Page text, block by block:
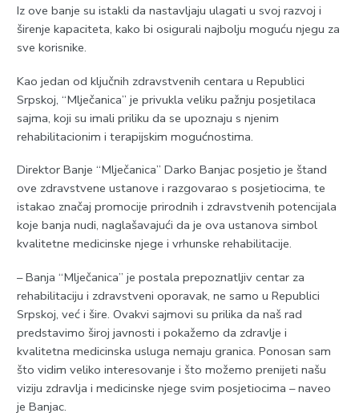
Iz ove banje su istakli da nastavljaju ulagati u svoj razvoj i
širenje kapaciteta, kako bi osigurali najbolju moguću njegu za
sve korisnike.
Kao jedan od ključnih zdravstvenih centara u Republici
Srpskoj, “Mlječanica” je privukla veliku pažnju posjetilaca
sajma, koji su imali priliku da se upoznaju s njenim
rehabilitacionim i terapijskim mogućnostima.
Direktor Banje “Mlječanica” Darko Banjac posjetio je štand
ove zdravstvene ustanove i razgovarao s posjetiocima, te
istakao značaj promocije prirodnih i zdravstvenih potencijala
koje banja nudi, naglašavajući da je ova ustanova simbol
kvalitetne medicinske njege i vrhunske rehabilitacije.
– Banja “Mlječanica” je postala prepoznatljiv centar za
rehabilitaciju i zdravstveni oporavak, ne samo u Republici
Srpskoj, već i šire. Ovakvi sajmovi su prilika da naš rad
predstavimo široj javnosti i pokažemo da zdravlje i
kvalitetna medicinska usluga nemaju granica. Ponosan sam
što vidim veliko interesovanje i što možemo prenijeti našu
viziju zdravlja i medicinske njege svim posjetiocima – naveo
je Banjac.